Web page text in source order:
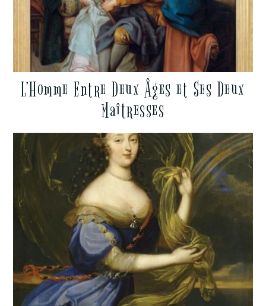
L’Homme Entre Deux Âges et Ses Deux
Maîtresses